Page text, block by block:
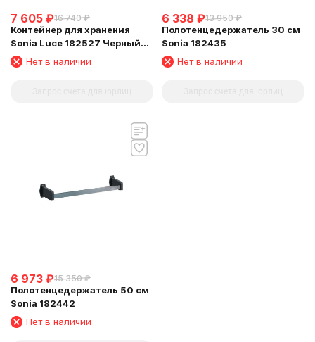
7 605 ₽16 740 ₽
Контейнер для хранения
Sonia Luce 182527 Черный
матовый
Нет в наличии
6 338 ₽13 950 ₽
Полотенцедержатель 30 см
Sonia 182435
Нет в наличии
6 973 ₽15 350 ₽
Полотенцедержатель 50 см
Sonia 182442
Нет в наличии